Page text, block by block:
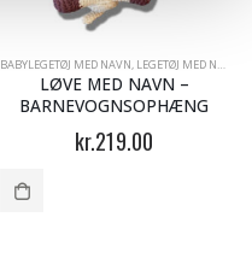
BABYLEGETØJ MED NAVN, LEGETØJ MED NAVN
LØVE MED NAVN –
BARNEVOGNSOPHÆNG
kr.219.00